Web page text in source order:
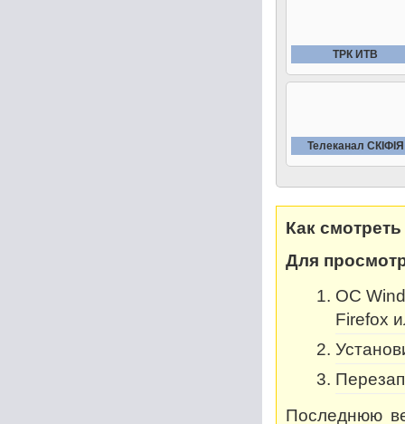
ТРК ИТВ
Телеканал СКIФIЯ
Как
Для
OC
Firefox
Последнюю